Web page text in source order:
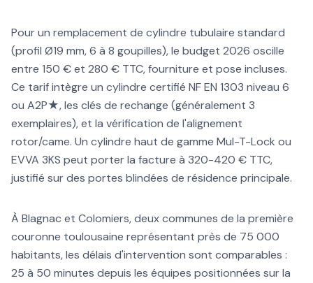
Pour un remplacement de cylindre tubulaire standard
(profil Ø19 mm, 6 à 8 goupilles), le budget 2026 oscille
entre 150 € et 280 € TTC, fourniture et pose incluses.
Ce tarif intègre un cylindre certifié NF EN 1303 niveau 6
ou A2P★, les clés de rechange (généralement 3
exemplaires), et la vérification de l'alignement
rotor/came. Un cylindre haut de gamme Mul-T-Lock ou
EVVA 3KS peut porter la facture à 320-420 € TTC,
justifié sur des portes blindées de résidence principale.
À Blagnac et Colomiers, deux communes de la première
couronne toulousaine représentant près de 75 000
habitants, les délais d'intervention sont comparables :
25 à 50 minutes depuis les équipes positionnées sur la